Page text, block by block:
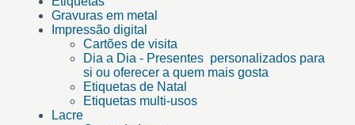
Gravuras em metal
Impressão digital
Cartões de visita
Dia a Dia - Presentes personalizados para
si ou oferecer a quem mais gosta
Etiquetas de Natal
Etiquetas multi-usos
Lacre